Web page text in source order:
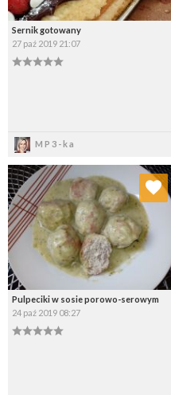
Sernik gotowany
27 paź 2019 21:07
MP3-ka
Pulpeciki w sosie porowo-serowym
24 paź 2019 08:27
Dodaj do ulubionych
Wybierz listę: